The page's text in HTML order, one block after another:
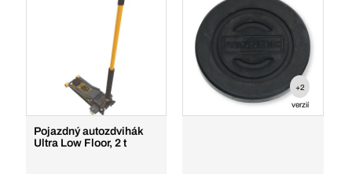
Pojazdný autozdvihák
Ultra Low Floor, 2 t
+2
verzií